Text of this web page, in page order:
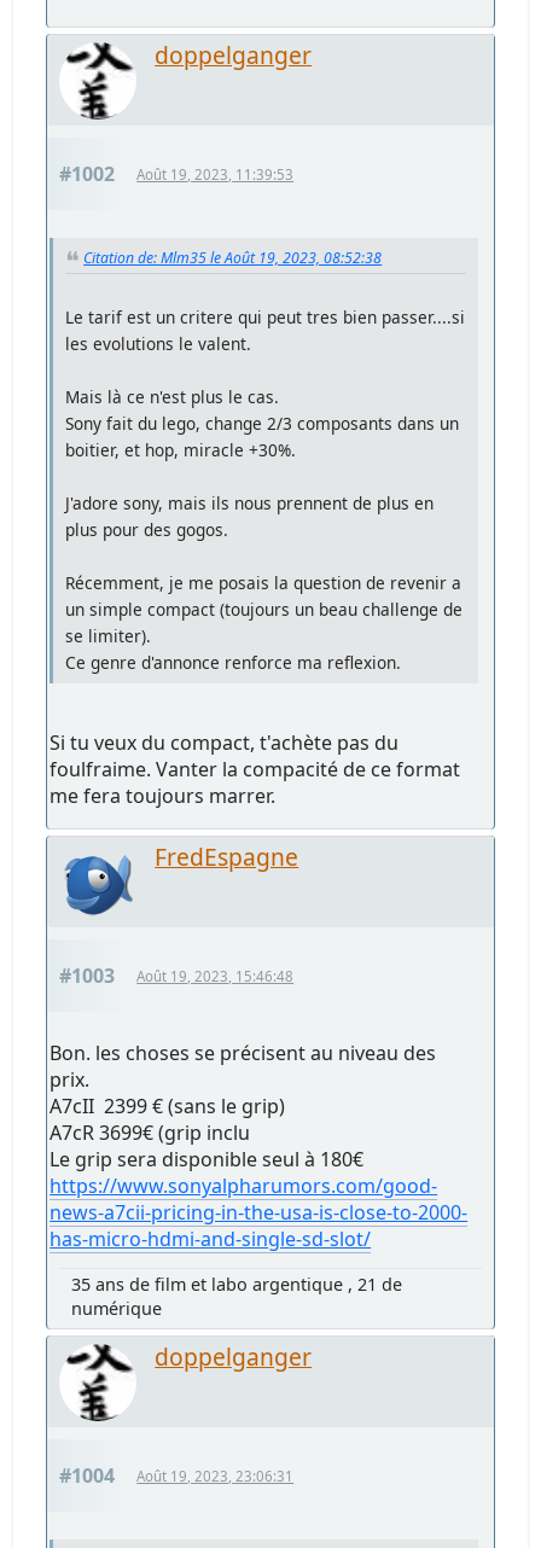
doppelganger
#1002 Août 19, 2023, 11:39:53
Citation de: Mlm35 le Août 19, 2023, 08:52:38
Le tarif est un critere qui peut tres bien passer....si
les evolutions le valent.
Mais là ce n'est plus le cas.
Sony fait du lego, change 2/3 composants dans un
boitier, et hop, miracle +30%.
J'adore sony, mais ils nous prennent de plus en
plus pour des gogos.
Récemment, je me posais la question de revenir a
un simple compact (toujours un beau challenge de
se limiter).
Ce genre d'annonce renforce ma reflexion.
Si tu veux du compact, t'achète pas du
foulfraime. Vanter la compacité de ce format
me fera toujours marrer.
FredEspagne
#1003 Août 19, 2023, 15:46:48
Bon. les choses se précisent au niveau des
prix.
A7cII 2399 € (sans le grip)
A7cR 3699€ (grip inclu
Le grip sera disponible seul à 180€
https://www.sonyalpharumors.com/good-
news-a7cii-pricing-in-the-usa-is-close-to-2000-
has-micro-hdmi-and-single-sd-slot/
35 ans de film et labo argentique , 21 de
numérique
doppelganger
#1004 Août 19, 2023, 23:06:31